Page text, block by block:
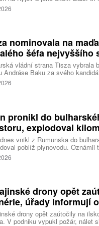
úřadů Rusové použili
nominovala na
šéfa nejvyššího
vládní strana Tisza vybrala
Andráse Baku za svého
agentury. Očekává se, že
novou hlavou státu.
pronikl do
explodoval
vnikl z Rumunska do
poblíž plynovodu. Oznámil
premiér Rumen Radev. Dron
píše agentura DPA.
drony opět
úřady informují
drony opět zaútočily na
V podniku vypukl požár, nálet